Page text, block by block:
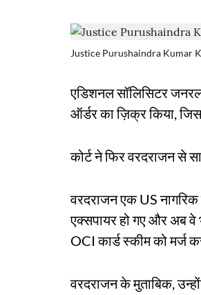
Justice Purushaindra Kumar
एडिशनल सॉलिसिटर
ऑर्डर का ज़िक्र किया,
कोर्ट ने फिर वरदराजन से
वरदराजन एक US
एक्सपायर हो गए और अब
OCI कार्ड स्कीम को मर्ज
वरदराजन के मुताबिक,